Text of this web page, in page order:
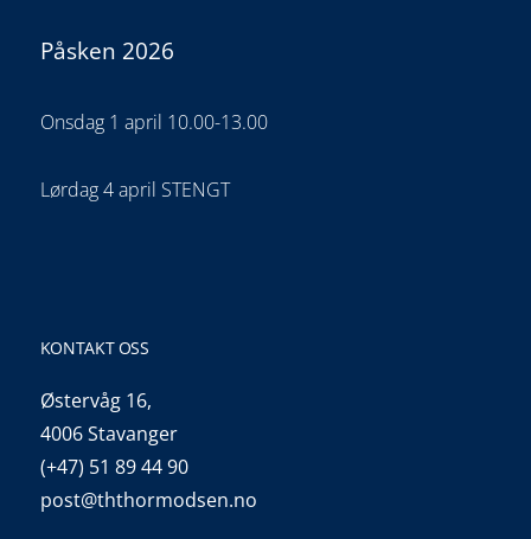
Påsken 2026
Onsdag 1 april 10.00-13.00
Lørdag 4 april STENGT
KONTAKT OSS
Østervåg 16,
4006 Stavanger
(+47) 51 89 44 90
post@ththormodsen.no